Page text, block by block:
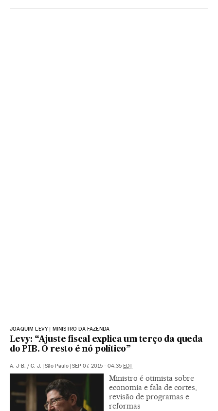
JOAQUIM LEVY | MINISTRO DA FAZENDA
Levy: “Ajuste fiscal explica um terço da queda
do PIB. O resto é nó político”
A. J-B. / C. J. | São Paulo | SEP 07, 2015 - 04:35 EDT
Ministro é otimista sobre
economia e fala de cortes,
revisão de programas e
reformas